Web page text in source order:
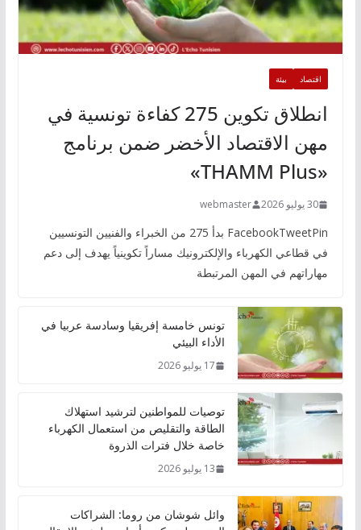
اقتصاد بيئة
انطلاق تكوين 275 كفاءة تونسية في
مهن الاقتصاد الأخضر ضمن برنامج
«THAMM Plus»
30 يوليو 2026 webmaster
FacebookTweetPin بدأ 275 من الخبراء والفنيين التونسيين
في قطاعي الكهرباء والإلكترونيك مساراً تكوينياً يهدف إلى دعم
مهاراتهم في المهن المرتبطة
تونس خامسة إفريقيا وسادسة عربيا في
الأداء البيئي
17 يوليو 2026
توصيات للمواطنين لترشيد استهلاك
الطاقة والتقليص من استعمال الكهرباء
خاصة خلال فترات الذروة
13 يوليو 2026
وائل شوشان من روما: الشراكات